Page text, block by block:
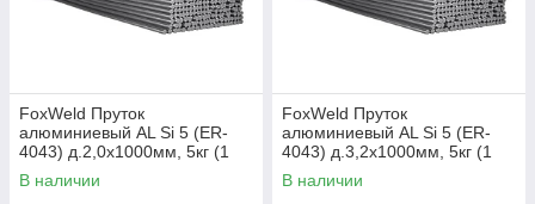
FoxWeld Пруток
алюминиевый АL Si 5 (ER-
4043) д.2,0х1000мм, 5кг (1
пачка, пр-во FoxWeld/КНР)
В наличии
FoxWeld Пруток
алюминиевый АL Si 5 (ER-
4043) д.3,2х1000мм, 5кг (1
пачка, пр-во FoxWeld/КНР)
В наличии